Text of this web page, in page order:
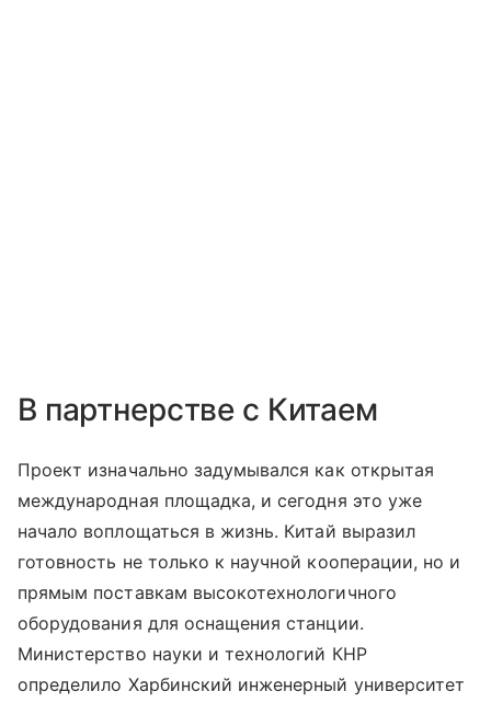
В партнерстве с Китаем
Проект изначально задумывался как открытая
международная площадка, и сегодня это уже
начало воплощаться в жизнь. Китай выразил
готовность не только к научной кооперации, но и
прямым поставкам высокотехнологичного
оборудования для оснащения станции.
Министерство науки и технологий КНР
определило Харбинский инженерный университет